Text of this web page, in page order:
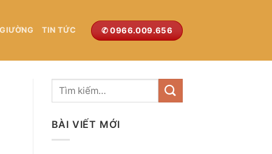
TIN TỨC ✆ 0966.009.656
BÀI VIẾT MỚI